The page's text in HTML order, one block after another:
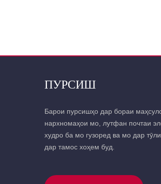
ПУРСИШ
Барои пурсишҳо дар бораи
нархномаҳои мо, лутфан почтаи
худро ба мо гузоред ва мо дар
дар тамос хоҳем буд.